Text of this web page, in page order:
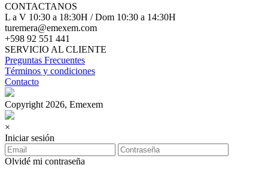
CONTACTANOS
L a V 10:30 a 18:30H / Dom 10:30 a 14:30H
turemera@emexem.com
+598 92 551 441
SERVICIO AL CLIENTE
Preguntas Frecuentes
Términos y condiciones
Contacto
Copyright 2026, Emexem
×
Iniciar sesión
Olvidé mi contraseña